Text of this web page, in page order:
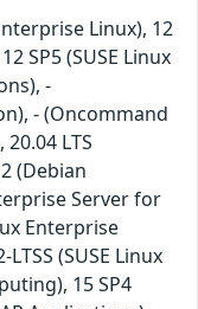
Linux), 12
SP5 (SUSE Linux
-
- (Oncommand
LTS
(Debian
Server for
Enterprise
(SUSE Linux
15 SP4